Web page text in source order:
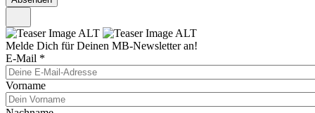
Melde Dich für Deinen MB-Newsletter an!
E-Mail *
Vorname